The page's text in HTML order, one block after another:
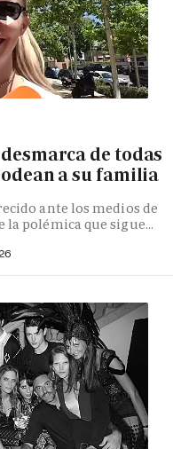
de todas
a su familia
ante los medios de
polémica que sigue...